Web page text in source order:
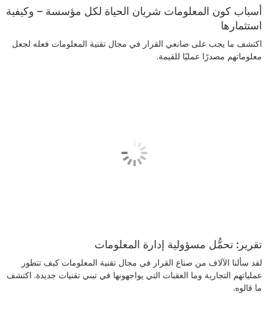
أسباب كون المعلومات شريان الحياة لكل مؤسسة – وكيفية
استثمارها
اكتشف ما يجب على صانعي القرار في مجال تقنية المعلومات فعله لجعل
معلوماتهم مصدرًا عمليًا للقيمة.
تقرير: تحمُّل مسؤولية إدارة المعلومات
لقد سألنا الآلاف من صناع القرار في مجال تقنية المعلومات كيف تتطور
عملياتهم التجارية وما العقبات التي يواجهونها في تبني تقنيات جديدة. اكتشف
ما قالوه.